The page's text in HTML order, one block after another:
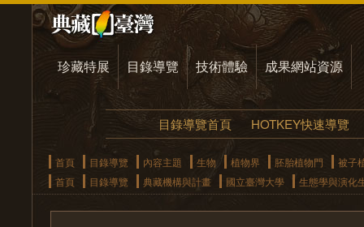
珍藏特展 目錄導覽 技術體驗 成果網站資源
目錄導覽首頁 HOTKEY快速導覽
首頁 目錄導覽 內容主題 生物 植物界 胚胎植物門
被子
首頁
目錄導覽 典藏機構與計畫 國立臺灣大學 生態學與演化